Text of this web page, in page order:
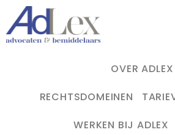
OVER ADLEX
RECHTSDOMEINEN
WERKEN BIJ ADLEX